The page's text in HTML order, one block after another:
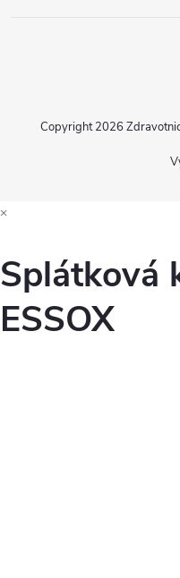
Copyright 2026
×
Splátková
ESSOX